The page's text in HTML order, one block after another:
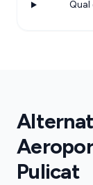
Qual
Pulicat